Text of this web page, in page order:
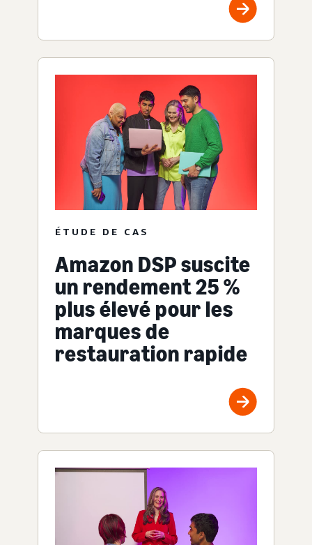
ÉTUDE DE CAS
Amazon DSP suscite
un rendement 25 %
plus élevé pour les
marques de
restauration rapide